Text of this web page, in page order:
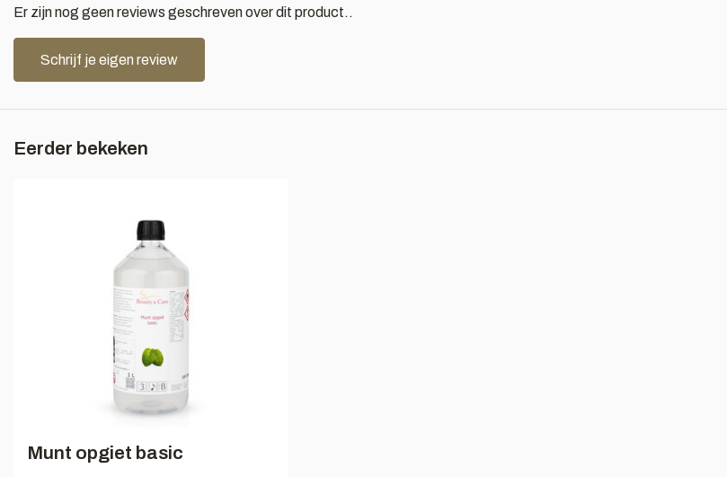
Er zijn nog geen reviews geschreven over dit product..
Schrijf je eigen review
Eerder bekeken
Munt opgiet basic